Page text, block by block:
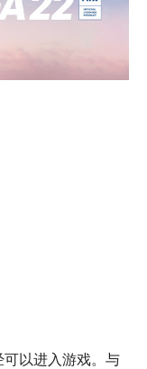
以进入游戏。与